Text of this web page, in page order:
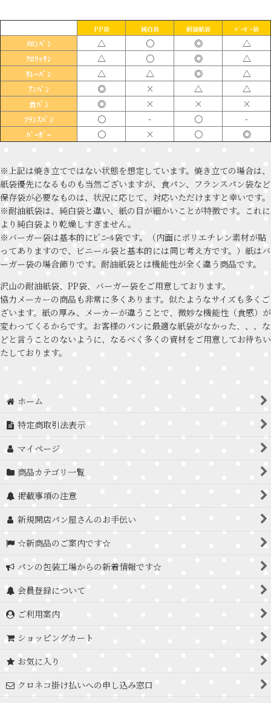
PP袋 純白袋 耐油紙袋 ﾊﾞｰｶﾞｰ袋
ﾒﾛﾝﾊﾟﾝ △ 〇 ◎ △
ｸﾛﾜｯｻﾝ △ 〇 ◎ △
ｶﾚｰﾊﾟﾝ △ △ ◎ △
ｱﾝﾊﾟﾝ ◎ × △ △
食ﾊﾟﾝ ◎ × × ×
ﾌﾗﾝｽﾊﾟﾝ 〇 - 〇 -
ﾊﾞｰｶﾞｰ 〇 × 〇 ◎
※上記は焼き立てではない状態を想定しています。焼き立ての場合は、
紙袋優先になるものも当然ございますが、食パン、フランスパン袋など
保存袋が必要なものは、状況に応じて、対応いただけますと幸いです。
※耐油紙袋は、純白袋と違い、紙の目が細かいことが特徴です。これに
より純白袋より乾燥しすぎません。
※バーガー袋は基本的にﾋﾞﾆｰﾙ袋です。（内面にポリエチレン素材が貼
ってありますので、ビニール袋と基本的には同じ考え方です。）紙はバ
ーガー袋の場合飾りです。耐油紙袋とは機能性が全く違う商品です。
沢山の耐油紙袋、PP袋、バーガー袋をご用意しております。
協力メーカーの商品も非常に多くあります。似たようなサイズも多くご
ざいます。紙の厚み、メーカーが違うことで、微妙な機能性（食感）が
変わってくるからです。お客様のパンに最適な紙袋がなかった、、、な
どと言うことのないように、なるべく多くの資材をご用意してお待ちい
たしております。
ホーム
特定商取引法表示
マイページ
商品カテゴリ一覧
掲載事項の注意
新規開店パン屋さんのお手伝い
☆新商品のご案内です☆
パンの包装工場からの新着情報です☆
会員登録について
ご利用案内
ショッピングカート
お気に入り
クロネコ掛け払いへの申し込み窓口